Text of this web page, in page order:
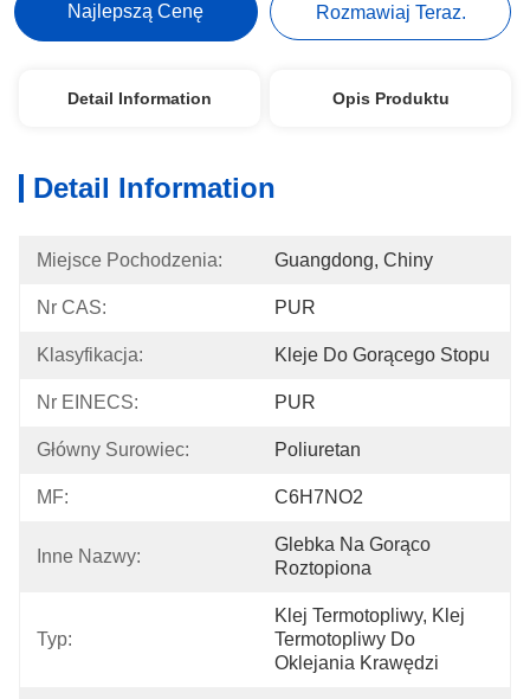
Najlepszą Cenę Rozmawiaj Teraz.
Detail Information Opis Produktu
Detail Information
Miejsce Pochodzenia: Guangdong, Chiny
Nr CAS: PUR
Klasyfikacja: Kleje Do Gorącego Stopu
Nr EINECS: PUR
Główny Surowiec: Poliuretan
MF: C6H7NO2
Inne Nazwy:
Glebka Na Gorąco
Roztopiona
Typ:
Klej Termotopliwy, Klej
Termotopliwy Do
Oklejania Krawędzi